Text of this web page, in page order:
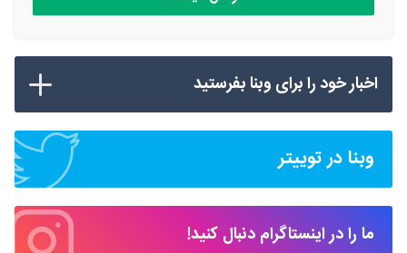
اخبار خود را برای وبنا بفرستید
وبنا در توییتر
ما را در اینستاگرام دنبال کنید!